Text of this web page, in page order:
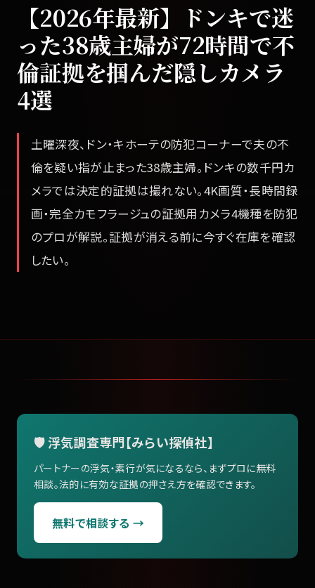
【2026年最新】ドンキで迷
った38歳主婦が72時間で不
倫証拠を掴んだ隠しカメラ
4選
土曜深夜、ドン・キホーテの防犯コーナーで夫の不
倫を疑い指が止まった38歳主婦。ドンキの数千円カ
メラでは決定的証拠は撮れない。4K画質・長時間録
画・完全カモフラージュの証拠用カメラ4機種を防犯
のプロが解説。証拠が消える前に今すぐ在庫を確認
したい。
🛡️ 浮気調査専門【みらい探偵社】
パートナーの浮気・素行が気になるなら、まずプロに無料
相談。法的に有効な証拠の押さえ方を確認できます。
無料で相談する →